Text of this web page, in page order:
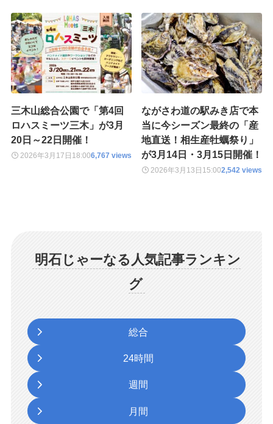
三木山総合公園で「第4回
ロハスミーツ三木」が3月
20日～22日開催！
2026年3月17日 18:006,767 views
ながさわ道の駅みき店で本
当に今シーズン最終の「産
地直送！相生産牡蠣祭り」
が3月14日・3月15日開催！
2026年3月13日 15:002,542 views
明石じゃーなる人気記事ランキン
グ
総合
24時間
週間
月間